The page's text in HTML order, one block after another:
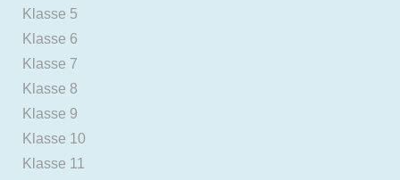
Klasse 5
Klasse 6
Klasse 7
Klasse 8
Klasse 9
Klasse 10
Klasse 11